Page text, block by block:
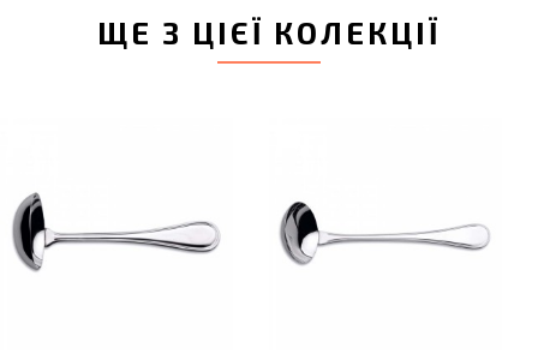
ЩЕ З ЦІЄЇ КОЛЕКЦІЇ